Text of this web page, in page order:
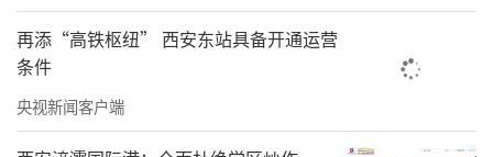
再添“高铁枢纽” 西安东站具备开通运营
条件
央视新闻客户端